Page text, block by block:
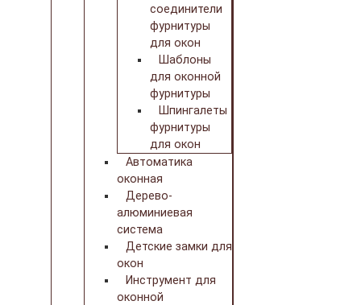
соединители
фурнитуры
для окон
Шаблоны
для оконной
фурнитуры
Шпингалеты
фурнитуры
для окон
Автоматика
оконная
Дерево-
алюминиевая
система
Детские замки для
окон
Инструмент для
оконной